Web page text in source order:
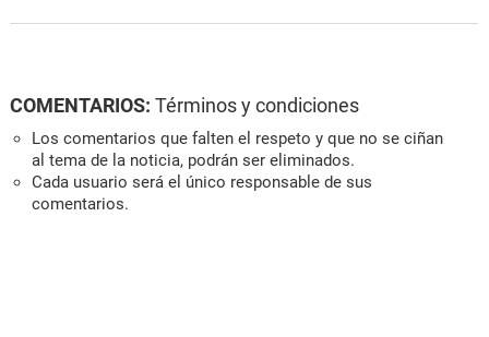
COMENTARIOS: Términos y condiciones
Los comentarios que falten el respeto y que no se ciñan
al tema de la noticia, podrán ser eliminados.
Cada usuario será el único responsable de sus
comentarios.